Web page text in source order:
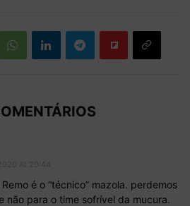
é o “técnico” mazola. perdemos
não para o time sofrível da mucura.